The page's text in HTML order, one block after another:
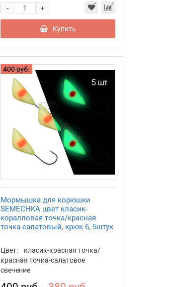
+
-
Купить
400 руб.
Мормышка для корюшки
SEMECHKA цвет класик-
коралловая точка/красная
точка-салатовый, крюк 6, 5штук
Цвет:
класик-красная точка/
красная точка-салатовое
свечение